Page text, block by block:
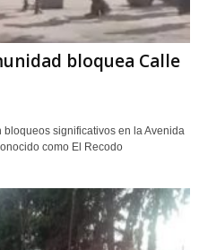
bloquea Calle
bloqueos significativos en la Avenida
como El Recodo